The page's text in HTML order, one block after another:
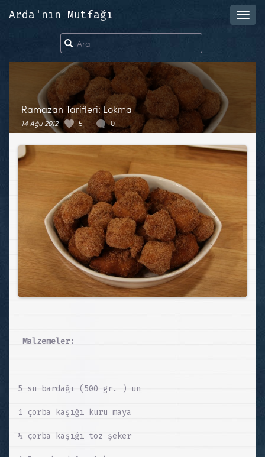
Arda'nın Mutfağı
Ramazan Tarifleri: Lokma
14 Ağu 2012 5 0
Malzemeler:
5 su bardağı (500 gr. ) un
1 çorba kaşığı kuru maya
½ çorba kaşığı toz şeker